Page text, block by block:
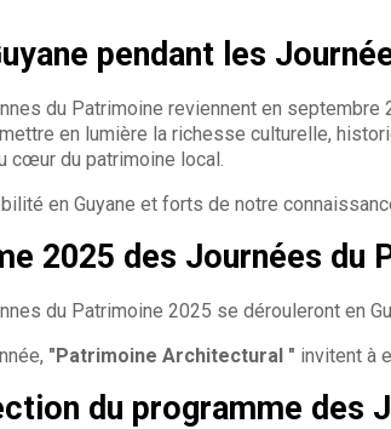
pendant les
du Patrimoine reviennent en
en lumière la richesse culturelle,
cœur du patrimoine local.
en Guyane et forts de notre
2025 des Journées du
du Patrimoine 2025 se dérouleront en
"Patrimoine Architectural " invitent à
du programme des